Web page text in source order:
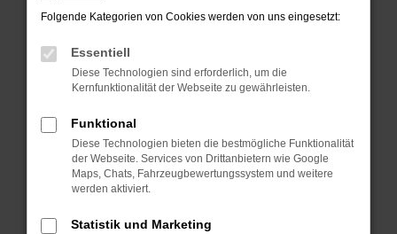
Prüfe deine Browsererweiterungen.
können das Laden bestimmter Seiten
verhindern. Funktioniert die Seite in einem
anderen Browser oder in einem privaten
Starte dein Gerät neu.
Das kann manchmal helfen, vorübergehende
Probleme zu beheben.
Betriebssystem auf dem neuesten Stand
Folgende Kategorien von Cookies werden von uns eingesetzt:
Essentiell
Diese Technologien sind erforderlich, um die
Kernfunktionalität der Webseite zu gewährleisten.
Funktional
Diese Technologien bieten die bestmögliche Funktionalität
der Webseite. Services von Drittanbietern wie Google
Maps, Chats, Fahrzeugbewertungssystem und weitere
werden aktiviert.
Statistik und Marketing